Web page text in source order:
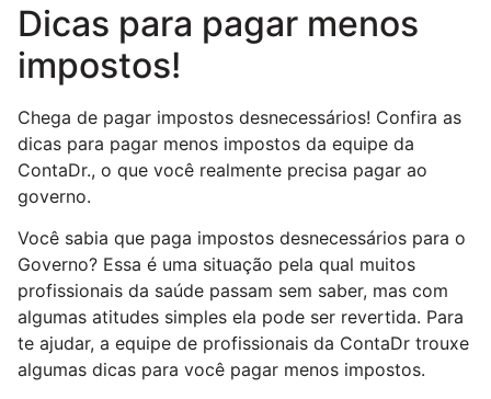
Dicas para pagar menos
impostos!
Chega de pagar impostos desnecessários! Confira as
dicas para pagar menos impostos da equipe da
ContaDr., o que você realmente precisa pagar ao
governo.
Você sabia que paga impostos desnecessários para o
Governo? Essa é uma situação pela qual muitos
profissionais da saúde passam sem saber, mas com
algumas atitudes simples ela pode ser revertida. Para
te ajudar, a equipe de profissionais da ContaDr trouxe
algumas dicas para você pagar menos impostos.